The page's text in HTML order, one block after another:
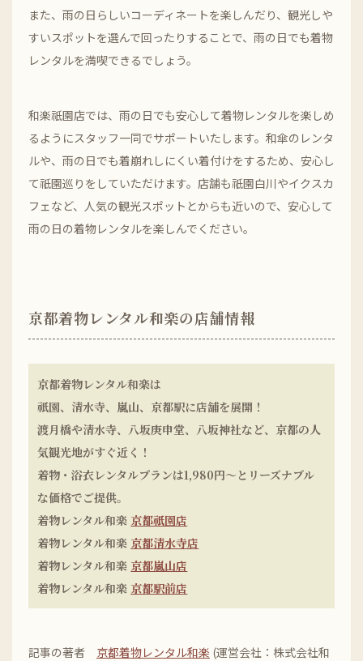
また、雨の日らしいコーディネートを楽しんだり、観光しや
すいスポットを選んで回ったりすることで、雨の日でも着物
レンタルを満喫できるでしょう。
和楽祇園店では、雨の日でも安心して着物レンタルを楽しめ
るようにスタッフ一同でサポートいたします。和傘のレンタ
ルや、雨の日でも着崩れしにくい着付けをするため、安心し
て祇園巡りをしていただけます。店舗も祇園白川やイクスカ
フェなど、人気の観光スポットとからも近いので、安心して
雨の日の着物レンタルを楽しんでください。
京都着物レンタル和楽の店舗情報
京都着物レンタル和楽は
祇園、清水寺、嵐山、京都駅に店舗を展開！
渡月橋や清水寺、八坂庚申堂、八坂神社など、京都の人
気観光地がすぐ近く！
着物・浴衣レンタルプランは1,980円〜とリーズナブル
な価格でご提供。
着物レンタル和楽 京都祇園店
着物レンタル和楽 京都清水寺店
着物レンタル和楽 京都嵐山店
着物レンタル和楽 京都駅前店
記事の著者 京都着物レンタル和楽 (運営会社：株式会社和